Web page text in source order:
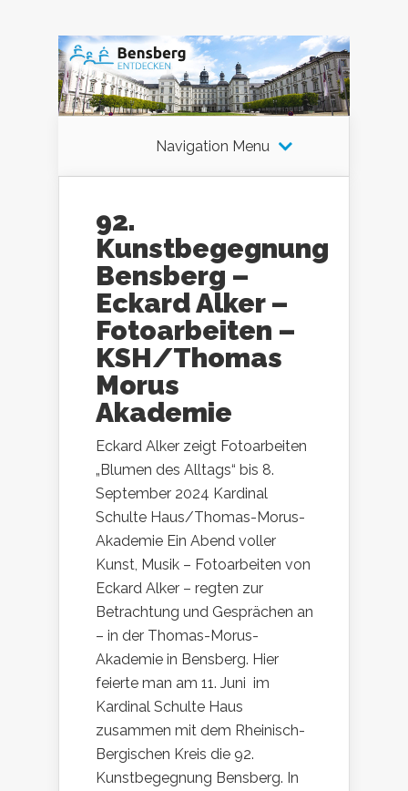
Navigation Menu
92.
Kunstbegegnung
Bensberg –
Eckard Alker –
Fotoarbeiten –
KSH/Thomas
Morus
Akademie
Eckard Alker zeigt Fotoarbeiten
„Blumen des Alltags“ bis 8.
September 2024 Kardinal
Schulte Haus/Thomas-Morus-
Akademie Ein Abend voller
Kunst, Musik – Fotoarbeiten von
Eckard Alker – regten zur
Betrachtung und Gesprächen an
– in der Thomas-Morus-
Akademie in Bensberg. Hier
feierte man am 11. Juni im
Kardinal Schulte Haus
zusammen mit dem Rheinisch-
Bergischen Kreis die 92.
Kunstbegegnung Bensberg. In